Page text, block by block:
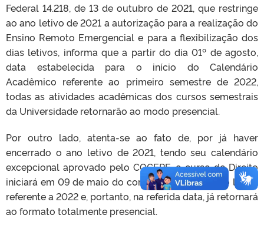
Federal 14.218, de 13 de outubro de 2021, que restringe
ao ano letivo de 2021 a autorização para a realização do
Ensino Remoto Emergencial e para a flexibilização dos
dias letivos, informa que a partir do dia 01º de agosto,
data estabelecida para o início do Calendário
Acadêmico referente ao primeiro semestre de 2022,
todas as atividades acadêmicas dos cursos semestrais
da Universidade retornarão ao modo presencial.
Por outro lado, atenta-se ao fato de, por já haver
encerrado o ano letivo de 2021, tendo seu calendário
excepcional aprovado pelo COCEPE, o curso de Direito
iniciará em 09 de maio do corrente ano o período letivo
referente a 2022 e, portanto, na referida data, já retornará
ao formato totalmente presencial.